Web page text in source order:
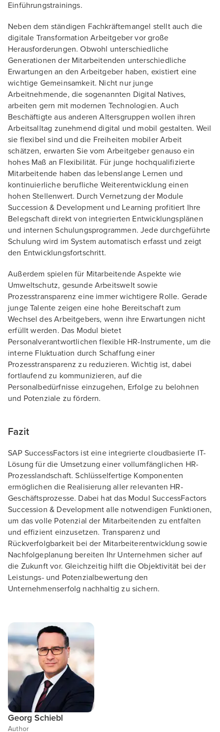
Einführungstrainings.
Neben dem ständigen Fachkräftemangel stellt auch die
digitale Transformation Arbeitgeber vor große
Herausforderungen. Obwohl unterschiedliche
Generationen der Mitarbeitenden unterschiedliche
Erwartungen an den Arbeitgeber haben, existiert eine
wichtige Gemeinsamkeit. Nicht nur junge
Arbeitnehmende, die sogenannten Digital Natives,
arbeiten gern mit modernen Technologien. Auch
Beschäftigte aus anderen Altersgruppen wollen ihren
Arbeitsalltag zunehmend digital und mobil gestalten. Weil
sie flexibel sind und die Freiheiten mobiler Arbeit
schätzen, erwarten Sie vom Arbeitgeber genauso ein
hohes Maß an Flexibilität. Für junge hochqualifizierte
Mitarbeitende haben das lebenslange Lernen und
kontinuierliche berufliche Weiterentwicklung einen
hohen Stellenwert. Durch Vernetzung der Module
Succession & Development und Learning profitiert Ihre
Belegschaft direkt von integrierten Entwicklungsplänen
und internen Schulungsprogrammen. Jede durchgeführte
Schulung wird im System automatisch erfasst und zeigt
den Entwicklungsfortschritt.
Außerdem spielen für Mitarbeitende Aspekte wie
Umweltschutz, gesunde Arbeitswelt sowie
Prozesstransparenz eine immer wichtigere Rolle. Gerade
junge Talente zeigen eine hohe Bereitschaft zum
Wechsel des Arbeitgebers, wenn ihre Erwartungen nicht
erfüllt werden. Das Modul bietet
Personalverantwortlichen flexible HR-Instrumente, um die
interne Fluktuation durch Schaffung einer
Prozesstransparenz zu reduzieren. Wichtig ist, dabei
fortlaufend zu kommunizieren, auf die
Personalbedürfnisse einzugehen, Erfolge zu belohnen
und Potenziale zu fördern.
Fazit
SAP SuccessFactors ist eine integrierte cloudbasierte IT-
Lösung für die Umsetzung einer vollumfänglichen HR-
Prozesslandschaft. Schlüsselfertige Komponenten
ermöglichen die Realisierung aller relevanten HR-
Geschäftsprozesse. Dabei hat das Modul SuccessFactors
Succession & Development alle notwendigen Funktionen,
um das volle Potenzial der Mitarbeitenden zu entfalten
und effizient einzusetzen. Transparenz und
Rückverfolgbarkeit bei der Mitarbeiterentwicklung sowie
Nachfolgeplanung bereiten Ihr Unternehmen sicher auf
die Zukunft vor. Gleichzeitig hilft die Objektivität bei der
Leistungs- und Potenzialbewertung den
Unternehmenserfolg nachhaltig zu sichern.
Georg Schiebl
Author